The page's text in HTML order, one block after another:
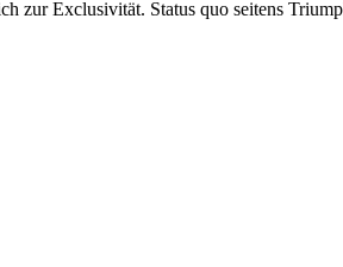
zur Exclusivität. Status quo seitens